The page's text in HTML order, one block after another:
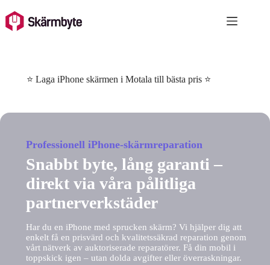
to
content
⭐ Laga iPhone skärmen i Motala till bästa pris ⭐
Professionell iPhone-skärmreparation
Snabbt byte, lång garanti –
direkt via våra pålitliga
partnerverkstäder
Har du en iPhone med sprucken skärm? Vi hjälper dig att
enkelt få en prisvärd och kvalitetssäkrad reparation genom
vårt nätverk av auktoriserade reparatörer. Få din mobil i
toppskick igen – utan dolda avgifter eller överraskningar.